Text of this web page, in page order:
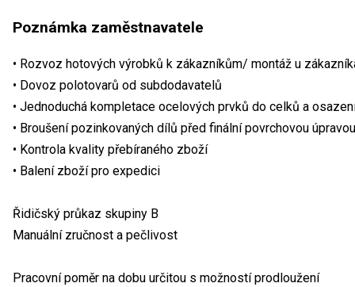
Poznámka zaměstnavatele
• Rozvoz hotových výrobků k zákazníkům/ montáž u
• Dovoz polotovarů od subdodavatelů
• Jednoduchá kompletace ocelových prvků do celků a
• Broušení pozinkovaných dílů před finální povrchovou úpravou
• Kontrola kvality přebíraného zboží
• Balení zboží pro expedici
Řidičský průkaz skupiny B
Manuální zručnost a pečlivost
Pracovní poměr na dobu určitou s možností prodloužení